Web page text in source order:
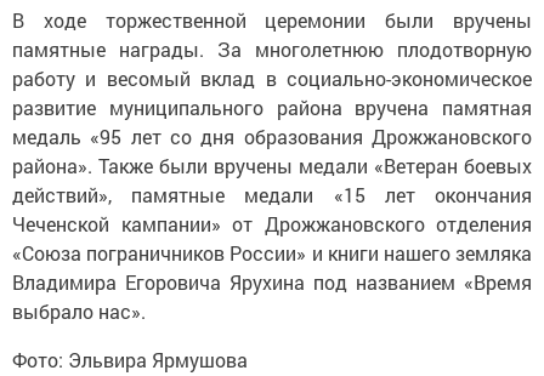
В ходе торжественной церемонии были вручены
памятные награды. За многолетнюю плодотворную
работу и весомый вклад в социально-экономическое
развитие муниципального района вручена памятная
медаль «95 лет со дня образования Дрожжановского
района». Также были вручены медали «Ветеран боевых
действий», памятные медали «15 лет окончания
Чеченской кампании» от Дрожжановского отделения
«Союза пограничников России» и книги нашего земляка
Владимира Егоровича Ярухина под названием «Время
выбрало нас».
Фото: Эльвира Ярмушова